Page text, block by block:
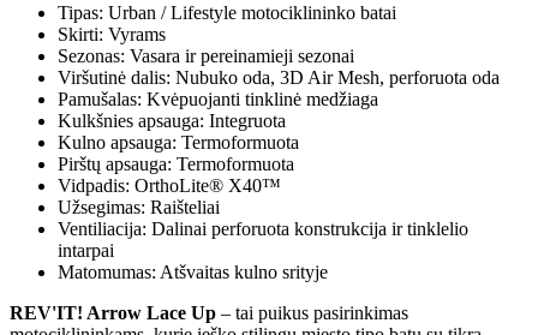
Tipas: Urban / Lifestyle motociklininko batai
Skirti: Vyrams
Sezonas: Vasara ir pereinamieji sezonai
Viršutinė dalis: Nubuko oda, 3D Air Mesh, perforuota oda
Pamušalas: Kvėpuojanti tinklinė medžiaga
Kulkšnies apsauga: Integruota
Kulno apsauga: Termoformuota
Pirštų apsauga: Termoformuota
Vidpadis: OrthoLite® X40™
Užsegimas: Raišteliai
Ventiliacija: Dalinai perforuota konstrukcija ir tinklelio
intarpai
Matomumas: Atšvaitas kulno srityje
REV'IT! Arrow Lace Up – tai puikus pasirinkimas